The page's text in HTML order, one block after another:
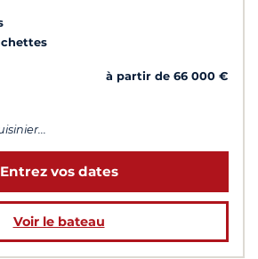
à partir de 66 000 €
Entrez vos dates
Voir le bateau